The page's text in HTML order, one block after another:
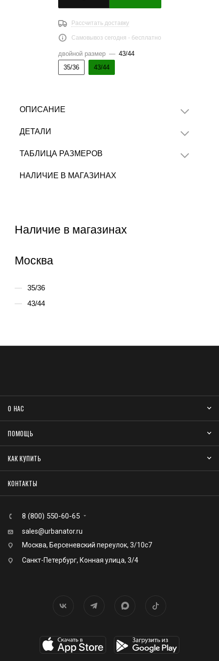
Рассчитать доставку
Самовывоз сегодня - бесплатно
двойной размер — 43/44
35/36
43/44
ОПИСАНИЕ
ДЕТАЛИ
ТАБЛИЦА РАЗМЕРОВ
НАЛИЧИЕ В МАГАЗИНАХ
Наличие в магазинах
Москва
35/36
43/44
О НАС
ПОМОЩЬ
КАК КУПИТЬ
КОНТАКТЫ
8 (800) 550-60-65
sales@urbanator.ru
Москва, Берсеневский переулок, 3/10с7
Санкт-Петербург, Конная улица, 3/4